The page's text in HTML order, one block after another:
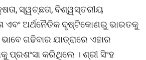
ସ୍ୱଚ୍ଛତା, ବିଶ୍ୱସ୍ତରୀୟ
ଏବଂ ଅର୍ଥନୈତିକ ଦୃଷ୍ଟିକୋଣରୁ ଭାରତକୁ
ଗଢିବାର ଯାତ୍ରାରେ ଏହାର
ପ୍ରଶଂସା କରିଥିଲେ । ଶ୍ରୀ ସିଂହ